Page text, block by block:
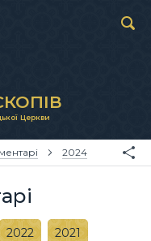
Церкви
2024
2022 2021